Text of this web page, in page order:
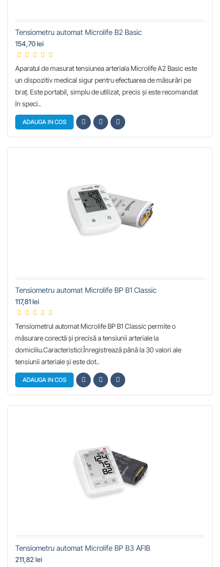
Tensiometru automat Microlife B2 Basic
154,70 lei
Aparatul de masurat tensiunea arteriala Microlife A2 Basic este
un dispozitiv medical sigur pentru efectuarea de măsurări pe
braț. Este portabil, simplu de utilizat, precis și este recomandat
în speci..
ADAUGA IN COS
Tensiometru automat Microlife BP B1 Classic
117,81 lei
Tensiometrul automat Microlife BP B1 Classic permite o
măsurare corectă și precisă a tensiunii arteriale la
domiciliu.Caracteristici:Înregistrează până la 30 valori ale
tensiunii arteriale și este dot..
ADAUGA IN COS
Tensiometru automat Microlife BP B3 AFIB
211,82 lei